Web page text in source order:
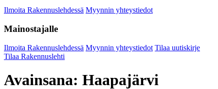
Ilmoita Rakennuslehdessä Myynnin yhteystiedot
Mainostajalle
Ilmoita Rakennuslehdessä Myynnin yhteystiedot Tilaa uutiskirje
Tilaa Rakennuslehti
Avainsana: Haapajärvi